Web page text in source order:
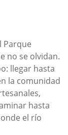
Parque
no se olvidan.
llegar hasta
la comunidad
hasta
el río